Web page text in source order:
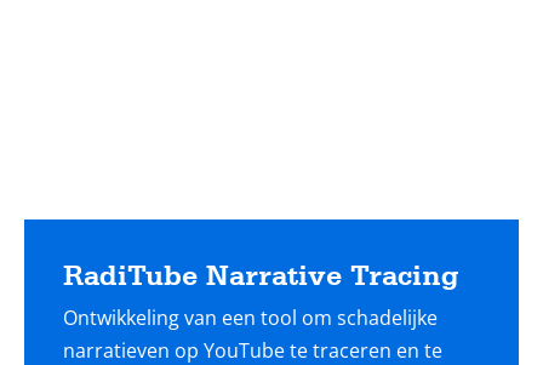
RadiTube Narrative Tracing
Ontwikkeling van een tool om schadelijke
narratieven op YouTube te traceren en te